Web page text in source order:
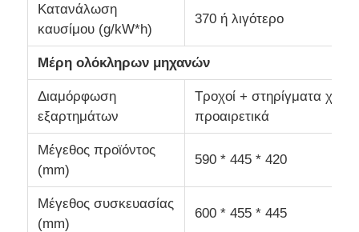
Κατανάλωση
καυσίμου (g/kW*h)
370 ή λιγότερο
Μέρη ολόκληρων μηχανών
Διαμόρφωση
εξαρτημάτων
Τροχοί + στηρίγματα
προαιρετικά
Μέγεθος προϊόντος
(mm)
590 * 445 * 420
Μέγεθος συσκευασίας
(mm)
600 * 455 * 445